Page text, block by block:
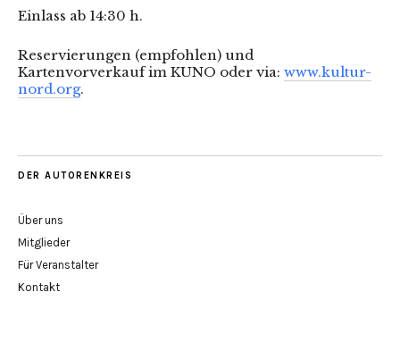
Einlass ab 14:30 h.
Reservierungen (empfohlen) und
Kartenvorverkauf im KUNO oder via: www.kultur-
nord.org.
DER AUTORENKREIS
Über uns
Mitglieder
Für Veranstalter
Kontakt